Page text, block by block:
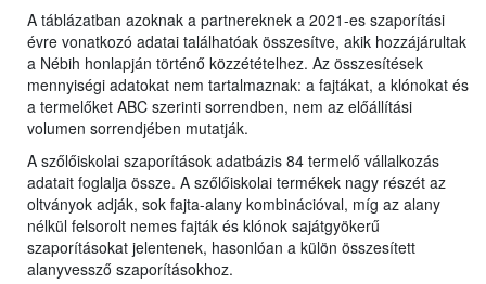
A táblázatban azoknak a partnereknek a 2021-es szaporítási
évre vonatkozó adatai találhatóak összesítve, akik hozzájárultak
a Nébih honlapján történő közzétételhez. Az összesítések
mennyiségi adatokat nem tartalmaznak: a fajtákat, a klónokat és
a termelőket ABC szerinti sorrendben, nem az előállítási
volumen sorrendjében mutatják.
A szőlőiskolai szaporítások adatbázis 84 termelő vállalkozás
adatait foglalja össze. A szőlőiskolai termékek nagy részét az
oltványok adják, sok fajta-alany kombinációval, míg az alany
nélkül felsorolt nemes fajták és klónok sajátgyökerű
szaporításokat jelentenek, hasonlóan a külön összesített
alanyvessző szaporításokhoz.